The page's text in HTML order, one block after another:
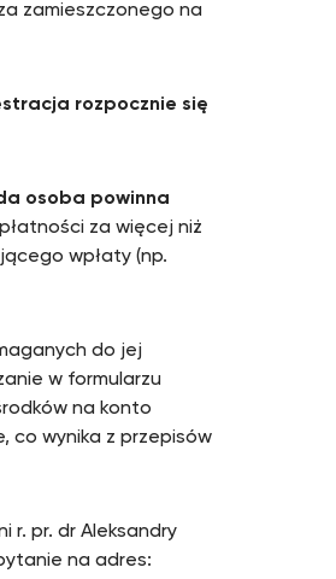
zamieszczonego na
rozpocznie się
osoba powinna
za więcej niż
wpłaty (np.
do jej
w formularzu
na konto
co wynika z przepisów
r. pr. dr Aleksandry
na adres: